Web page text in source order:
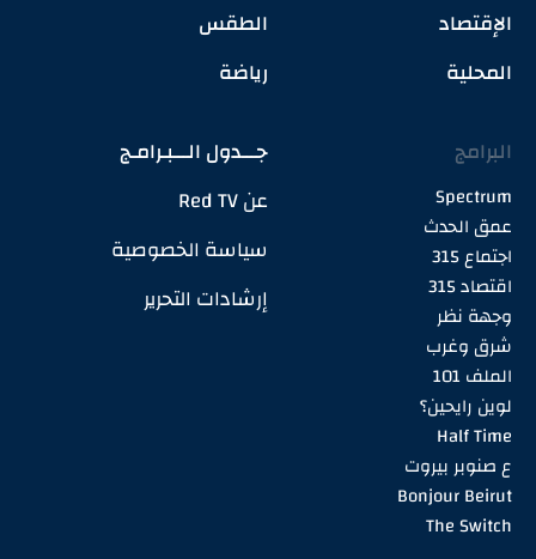
الإقتصاد
المحلية
الطقس
رياضة
البرامج
Spectrum
عمق الحدث
اجتماع 315
اقتصاد 315
وجهة نظر
شرق وغرب
الملف 101
لوين رايحين؟
Half Time
ع صنوبر بيروت
Bonjour Beirut
The Switch
جـــدول الـــبـرامـج
عن Red TV
سياسة الخصوصية
إرشادات التحرير